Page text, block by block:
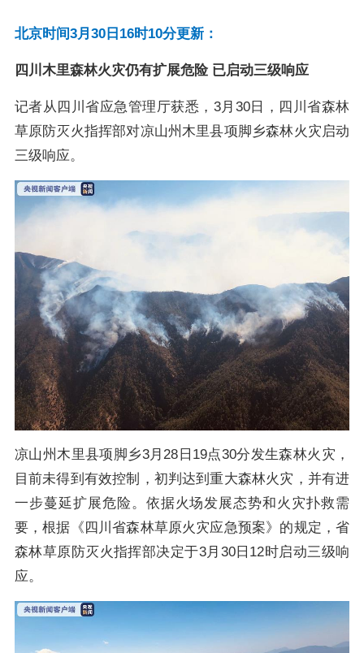
北京时间3月30日16时10分更新：
四川木里森林火灾仍有扩展危险 已启动三级响应
记者从四川省应急管理厅获悉，3月30日，四川省森林
草原防灭火指挥部对凉山州木里县项脚乡森林火灾启动
三级响应。
凉山州木里县项脚乡3月28日19点30分发生森林火灾，
目前未得到有效控制，初判达到重大森林火灾，并有进
一步蔓延扩展危险。依据火场发展态势和火灾扑救需
要，根据《四川省森林草原火灾应急预案》的规定，省
森林草原防灭火指挥部决定于3月30日12时启动三级响
应。